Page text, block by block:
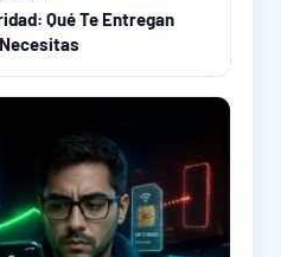
Qué Te Entregan